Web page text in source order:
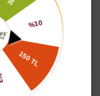
Çocuk Siyah Zeytin
Çekirdeksiz Tuzu
azaltılmış - Foze
₺ 693.00